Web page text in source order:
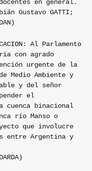
en general.
Gustavo GATTI;
Al Parlamento
con agrado
urgente de la
Medio Ambiente y
y del señor
el
cuenca binacional
río Manso o
que involucre
entre Argentina y